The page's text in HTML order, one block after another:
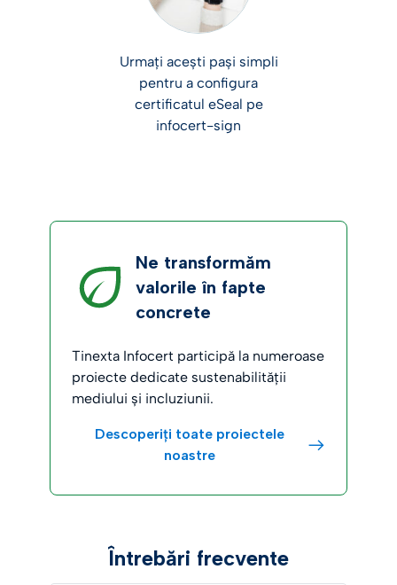
Urmați acești pași simpli
pentru a configura
certificatul eSeal pe
infocert-sign
Ne transformăm
valorile în fapte
concrete
Tinexta Infocert participă la numeroase
proiecte dedicate sustenabilității
mediului și incluziunii.
Descoperiți toate proiectele
noastre
Întrebări frecvente